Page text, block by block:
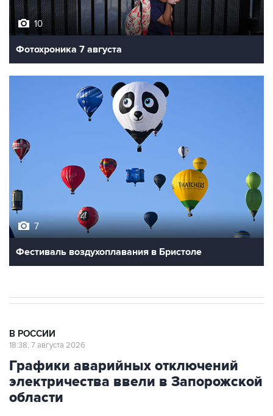
10
Фотохроника 7 августа
7
Фестиваль воздухоплавания в Бристоле
В РОССИИ
18:38, 7 августа 2026
Графики аварийных отключений
электричества ввели в Запорожской
области